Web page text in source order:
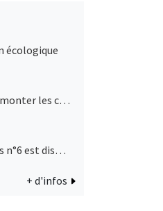
écologique
Quand la Légion d’honneur fait monter les cours de Bourse : les décorations d’État, signaux de proximité politique ?
La revue Dialogues économiques n°6 est disponible !
+ d'infos